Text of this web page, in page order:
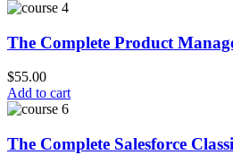
The Complete Product
$55.00
Add to cart
The Complete Salesforce